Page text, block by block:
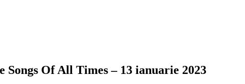
Songs Of All Times – 13 ianuarie 2023